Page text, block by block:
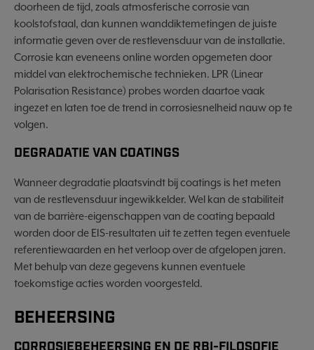
doorheen de tijd, zoals atmosferische corrosie van
koolstofstaal, dan kunnen wanddiktemetingen de juiste
informatie geven over de restlevensduur van de installatie.
Corrosie kan eveneens online worden opgemeten door
middel van elektrochemische technieken. LPR (Linear
Polarisation Resistance) probes worden daartoe vaak
ingezet en laten toe de trend in corrosiesnelheid nauw op te
volgen.
DEGRADATIE VAN COATINGS
Wanneer degradatie plaatsvindt bij coatings is het meten
van de restlevensduur ingewikkelder. Wel kan de stabiliteit
van de barrière-eigenschappen van de coating bepaald
worden door de EIS-resultaten uit te zetten tegen eventuele
referentiewaarden en het verloop over de afgelopen jaren.
Met behulp van deze gegevens kunnen eventuele
toekomstige acties worden voorgesteld.
BEHEERSING